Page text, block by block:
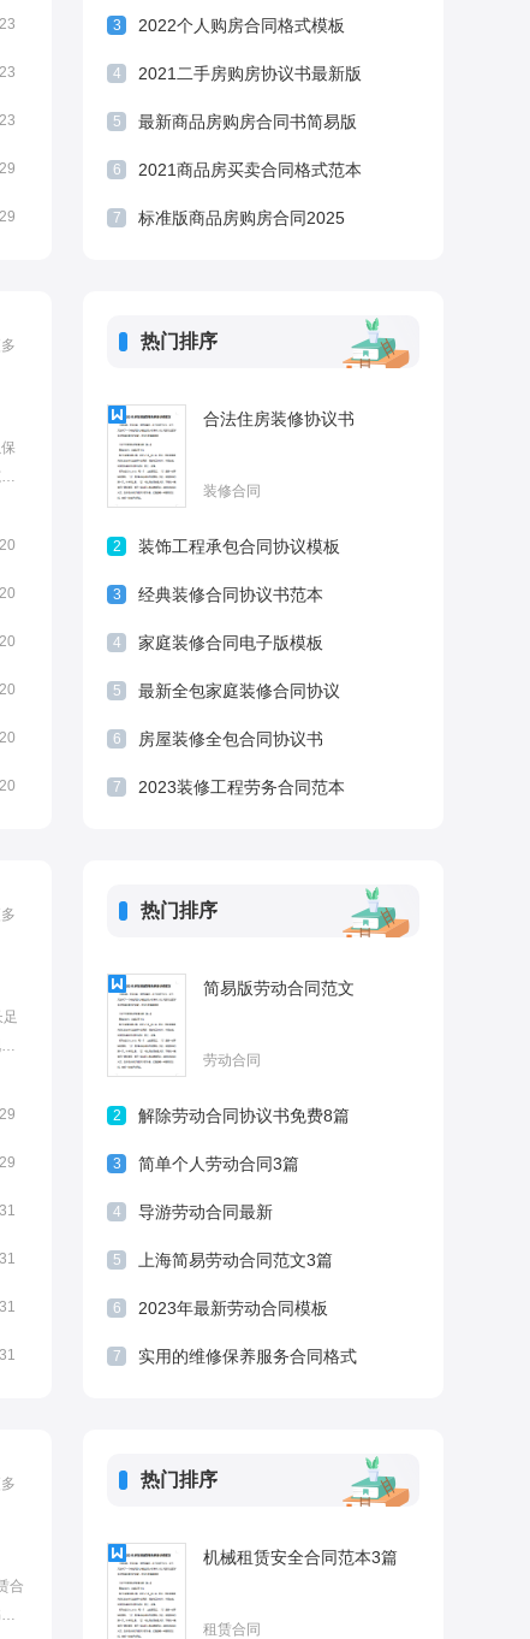
3 2022个人购房合同格式模板
4 2021二手房购房协议书最新版
5 最新商品房购房合同书简易版
6 2021商品房买卖合同格式范本
7 标准版商品房购房合同2025
热门排序
合法住房装修协议书
装修合同
2 装饰工程承包合同协议模板
3 经典装修合同协议书范本
4 家庭装修合同电子版模板
5 最新全包家庭装修合同协议
6 房屋装修全包合同协议书
7 2023装修工程劳务合同范本
热门排序
简易版劳动合同范文
劳动合同
2 解除劳动合同协议书免费8篇
3 简单个人劳动合同3篇
4 导游劳动合同最新
5 上海简易劳动合同范文3篇
6 2023年最新劳动合同模板
7 实用的维修保养服务合同格式
合
热门排序
机械租赁安全合同范本3篇
租赁合同